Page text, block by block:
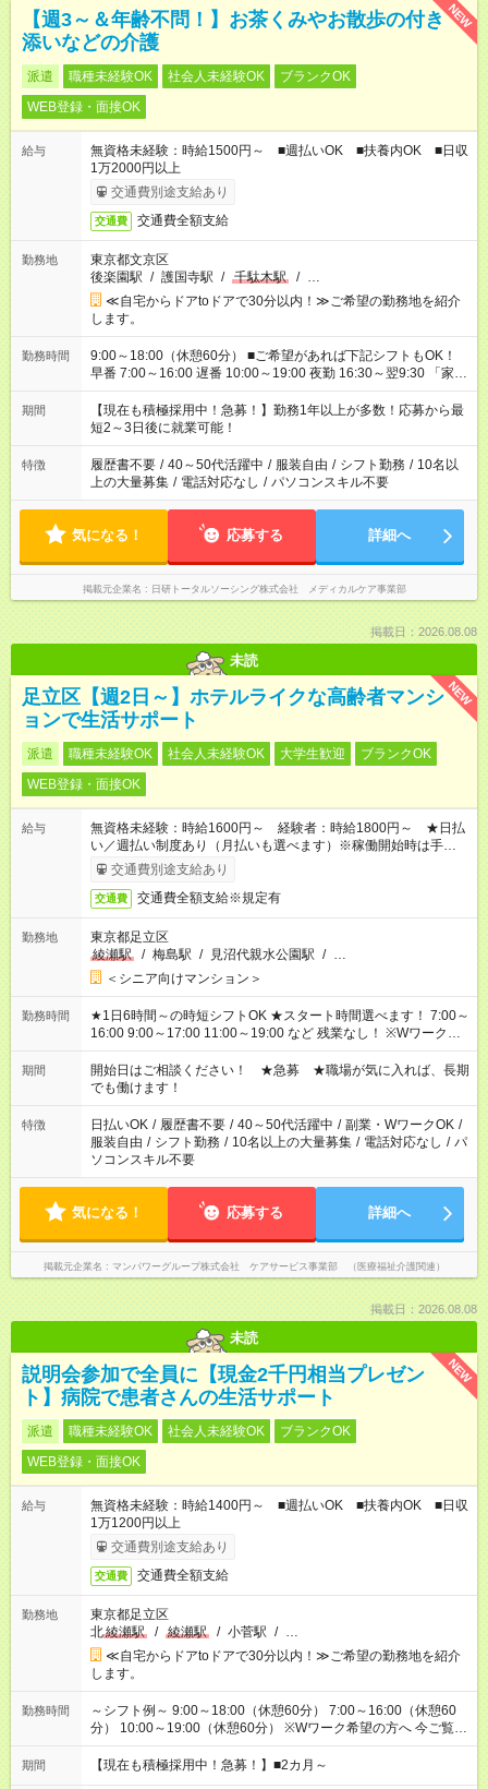
NEW
【週3～＆年齢不問！】お茶くみやお散歩の付き
添いなどの介護
派遣 職種未経験OK 社会人未経験OK
ブランクOK
WEB登録・面接OK
給与
無資格未経験：時給1500円～ ■週払いOK ■扶養内OK ■日収
1万2000円以上
交通費別途支給あり
交通費 交通費全額支給
勤務地
東京都文京区
後楽園駅 / 護国寺駅 / 千駄木駅 / …
≪自宅からドアtoドアで30分以内！≫ご希望の勤務地を紹介
します。
勤務時間
9:00～18:00（休憩60分） ■ご希望があれば下記シフトもOK！
早番 7:00～16:00 遅番 10:00～19:00 夜勤 16:30～翌9:30 「家族
と休みを合わせたい」 「余裕を持って夕飯の準備がしたい」
「できれば残業はしたくない」 など、ご希望を教えてください
ね。 ※Wワーク希望の方へ 今ご覧のお仕事で希望する勤務時間
と、もう1つのお仕事の勤務時間。 合計で週40時間を超える場
合は応募できません。
期間
【現在も積極採用中！急募！】勤務1年以上が多数！応募から最
短2～3日後に就業可能！
特徴 履歴書不要 / 40～50代活躍中 / 服装自由 / シフト勤務 / 10名以
上の大量募集 / 電話対応なし / パソコンスキル不要
気になる！ 応募する 詳細へ
掲載元企業名 日研トータルソーシング株式会社 メディカルケア事業部
掲載日：2026.08.08
未読
NEW
足立区【週2日～】ホテルライクな高齢者マンシ
ョンで生活サポート
派遣 職種未経験OK 社会人未経験OK 大学生歓迎
ブランクOK
WEB登録・面接OK
給与
無資格未経験：時給1600円～ 経験者：時給1800円～ ★日払
い／週払い制度あり（月払いも選べます）※稼働開始時は手続き
完了次第のお支払いとなります。
交通費別途支給あり
交通費 交通費全額支給※規定有
勤務地
東京都足立区
綾瀬駅
/ 梅島駅 / 見沼代親水公園駅 / …
＜シニア向けマンション＞
勤務時間
★1日6時間～の時短シフトOK ★スタート時間選べます！ 7:00～
16:00 9:00～17:00 11:00～19:00 など 残業なし！ ※Wワークの
場合、他のお仕事と合わせ週40時間超の就業はご案内できませ
ん ※法令に基づき、週20時間以上勤務は社会保険への加入対象
となります ※労働者派遣法（日雇い派遣の原則禁止）により、
短時間・短期間の就業はご案内が難しい場合があります
期間
開始日はご相談ください！ ★急募 ★職場が気に入れば、長期
でも働けます！
特徴 日払いOK / 履歴書不要 / 40～50代活躍中 / 副業・WワークOK /
服装自由 / シフト勤務 / 10名以上の大量募集 / 電話対応なし / パ
ソコンスキル不要
気になる！ 応募する 詳細へ
掲載元企業名 マンパワーグループ株式会社 ケアサービス事業部 （医療福祉介護関連）
掲載日：2026.08.08
未読
NEW
説明会参加で全員に【現金2千円相当プレゼン
ト】病院で患者さんの生活サポート
派遣 職種未経験OK 社会人未経験OK
ブランクOK
WEB登録・面接OK
給与
無資格未経験：時給1400円～ ■週払いOK ■扶養内OK ■日収
1万1200円以上
交通費別途支給あり
交通費 交通費全額支給
勤務地
東京都足立区
北綾瀬駅 / 綾瀬駅 / 小菅駅 / …
≪自宅からドアtoドアで30分以内！≫ご希望の勤務地を紹介
します。
勤務時間
～シフト例～ 9:00～18:00（休憩60分） 7:00～16:00（休憩60
分） 10:00～19:00（休憩60分） ※Wワーク希望の方へ 今ご覧の
お仕事で希望する勤務時間と、もう1つのお仕事の勤務時間の合
計が 週40時間を超えなければOKです。
期間 【現在も積極採用中！急募！】■2カ月～